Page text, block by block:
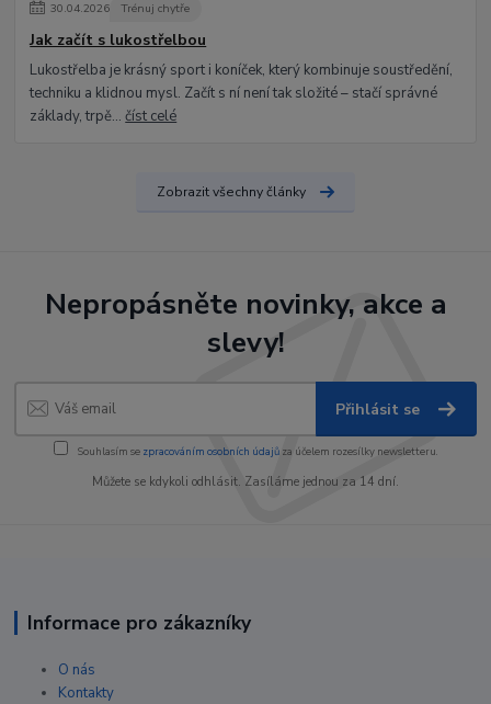
30.04.2026 Trénuj chytře
Jak začít s lukostřelbou
Lukostřelba je krásný sport i koníček, který kombinuje soustředění,
techniku a klidnou mysl. Začít s ní není tak složité – stačí správné
základy, trpě...číst celé
Zobrazit všechny články
Nepropásněte novinky, akce a
slevy!
Přihlásit se
Souhlasím se zpracováním osobních údajůza účelem rozesílky newsletteru.
Můžete se kdykoli odhlásit. Zasíláme jednou za 14 dní.
Informace pro zákazníky
O nás
Kontakty